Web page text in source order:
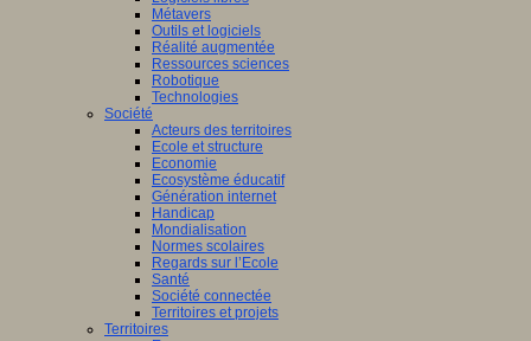
Métavers
Outils et logiciels
Réalité augmentée
Ressources sciences
Robotique
Technologies
Société
Acteurs des territoires
Ecole et structure
Economie
Ecosystème éducatif
Génération internet
Handicap
Mondialisation
Normes scolaires
Regards sur l’Ecole
Santé
Société connectée
Territoires et projets
Territoires